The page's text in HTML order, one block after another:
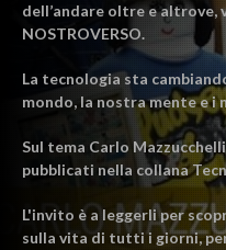
dell’andare oltre e altrove,
NOSTROVERSO.
La tecnologia sta
mondo, la nostra mente e i
Sul tema Carlo
pubblicati nella collana
L'invito è a leggerli per
sulla vita di tutti i giorni,